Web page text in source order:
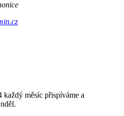
každý měsíc přispíváme a